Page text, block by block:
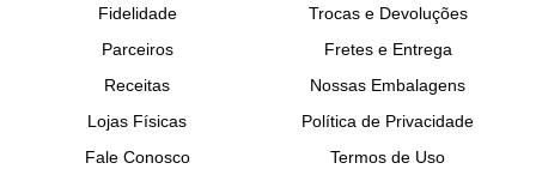
Fidelidade
Parceiros
Receitas
Lojas Físicas
Fale Conosco
Trocas e Devoluções
Fretes e Entrega
Nossas Embalagens
Política de Privacidade
Termos de Uso